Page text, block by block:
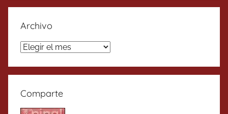
Archivo
Archivo
Comparte